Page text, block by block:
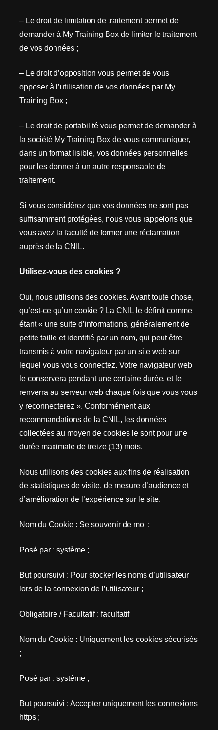
– Le droit de limitation de traitement permet de
demander à My Training Box de limiter le traitement
de vos données ;
– Le droit d’opposition vous permet de vous
opposer à l’utilisation de vos données par My
Training Box ;
– Le droit de portabilité vous permet de demander à
la société My Training Box de vous communiquer,
dans un format lisible, vos données personnelles
pour les donner à un autre responsable de
traitement.
Si vous considérez que vos données ne sont pas
suffisamment protégées, nous vous rappelons que
vous avez la faculté de former une réclamation
auprès de la CNIL.
Utilisez-vous des cookies ?
Oui, nous utilisons des cookies. Avant toute chose,
qu’est-ce qu’un cookie ? La CNIL le définit comme
étant « une suite d’informations, généralement de
petite taille et identifié par un nom, qui peut être
transmis à votre navigateur par un site web sur
lequel vous vous connectez. Votre navigateur web
le conservera pendant une certaine durée, et le
renverra au serveur web chaque fois que vous vous
y reconnecterez ». Conformément aux
recommandations de la CNIL, les données
collectées au moyen de cookies le sont pour une
durée maximale de treize (13) mois.
Nous utilisons des cookies aux fins de réalisation
de statistiques de visite, de mesure d’audience et
d’amélioration de l’expérience sur le site.
Nom du Cookie : Se souvenir de moi ;
Posé par : système ;
But poursuivi : Pour stocker les noms d’utilisateur
lors de la connexion de l’utilisateur ;
Obligatoire / Facultatif : facultatif
Nom du Cookie : Uniquement les cookies sécurisés
;
Posé par : système ;
But poursuivi : Accepter uniquement les connexions
https ;